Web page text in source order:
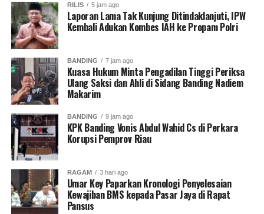
North Jakarta Journalist
RILIS 5 jam ago
Laporan Lama Tak Kunjung Ditindaklanjuti, IPW
Kembali Adukan Kombes IAH ke Propam Polri
BANDING 7 jam ago
Kuasa Hukum Minta Pengadilan Tinggi Periksa
Ulang Saksi dan Ahli di Sidang Banding Nadiem
Makarim
BANDING 9 jam ago
KPK Banding Vonis Abdul Wahid Cs di Perkara
Korupsi Pemprov Riau
RAGAM 3 hari ago
Umar Key Paparkan Kronologi Penyelesaian
Kewajiban BMS kepada Pasar Jaya di Rapat
Pansus